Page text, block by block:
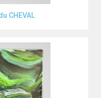
CHEVAL